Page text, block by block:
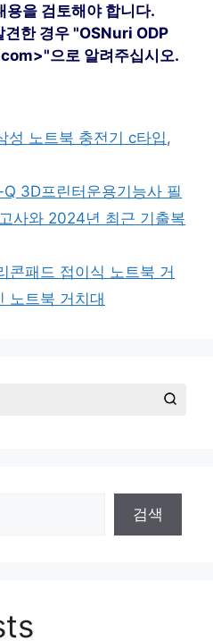
용을 검토해야 합니다.
견한 경우 "OSNuri ODP
으로 알려주십시오.
성 노트북 충전기 c타입 ,
3D프린터운용기능사 필
사와 2024년 최근 기출복
콘패드 접이식 노트북 거
노트북 거치대
검색